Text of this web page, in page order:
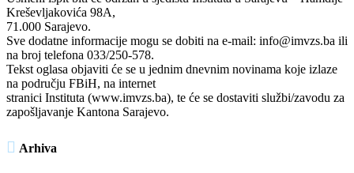
Kreševljakovića 98A,
71.000 Sarajevo.
Sve dodatne informacije mogu se dobiti na e-mail: info@imvzs.ba ili
na broj telefona 033/250-578.
Tekst oglasa objaviti će se u jednim dnevnim novinama koje izlaze
na području FBiH, na internet
stranici Instituta (www.imvzs.ba), te će se dostaviti službi/zavodu za
zapošljavanje Kantona Sarajevo.
 Arhiva